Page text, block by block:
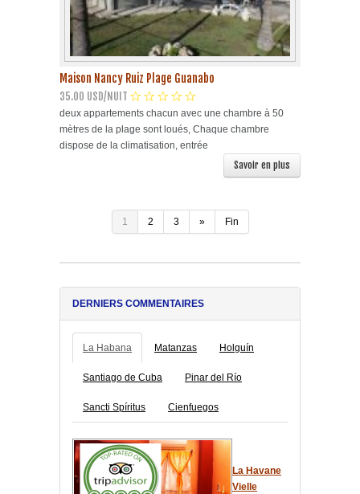
Maison Nancy Ruiz Plage Guanabo
35.00 USD/NUIT
deux appartements chacun avec une chambre à 50
mètres de la plage sont loués, Chaque chambre
dispose de la climatisation, entrée
Savoir en plus
1 2 3 » Fin
DERNIERS COMMENTAIRES
La Habana Matanzas Holguín
Santiago de Cuba Pinar del Río
Sancti Spíritus Cienfuegos
La Havane
Vielle